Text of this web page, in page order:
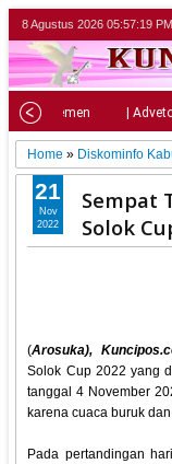
8 Agustus 2026 05:57:21 PM
| Parlemen |
Home » Diskominfo
Sempat
Solok
(Arosuka),
Solok Cup 2022 yang
tanggal 4 November
karena cuaca buruk
Pada pertandingan
21
Nov
2022